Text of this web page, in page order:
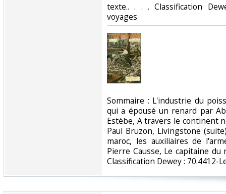
texte.. . . . Classification
voyages‎
‎Sommaire : L'industrie du
qui a épousé un renard par
Estèbe, A travers le continent
Paul Bruzon, Livingstone
maroc, les auxiliaires de
Pierre Causse, Le capitaine
Classification Dewey : 70.4412-